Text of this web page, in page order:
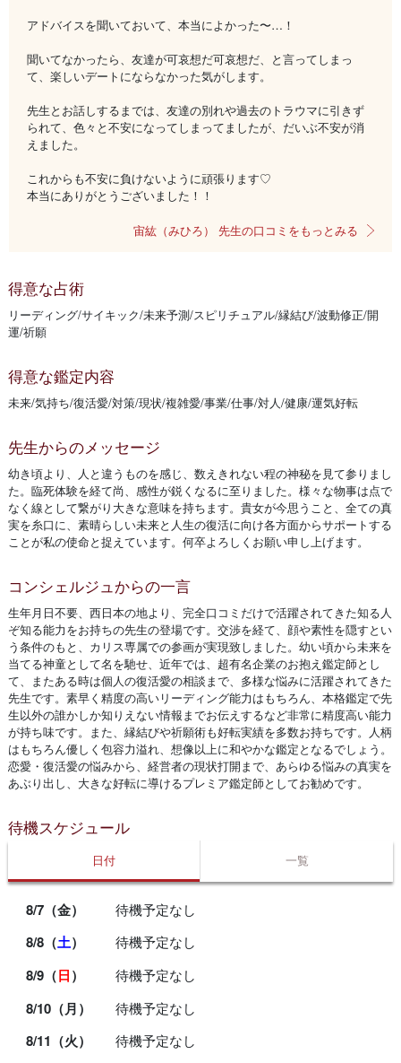
アドバイスを聞いておいて、本当によかった〜…！
聞いてなかったら、友達が可哀想だ可哀想だ、と言ってしまっ
て、楽しいデートにならなかった気がします。
先生とお話しするまでは、友達の別れや過去のトラウマに引きず
られて、色々と不安になってしまってましたが、だいぶ不安が消
えました。
これからも不安に負けないように頑張ります♡
本当にありがとうございました！！
宙紘（みひろ） 先生の口コミをもっとみる
得意な占術
リーディング/サイキック/未来予測/スピリチュアル/縁結び/波動修正/開
運/祈願
得意な鑑定内容
未来/気持ち/復活愛/対策/現状/複雑愛/事業/仕事/対人/健康/運気好転
先生からのメッセージ
幼き頃より、人と違うものを感じ、数えきれない程の神秘を見て参りまし
た。臨死体験を経て尚、感性が鋭くなるに至りました。様々な物事は点で
なく線として繋がり大きな意味を持ちます。貴女が今思うこと、全ての真
実を糸口に、素晴らしい未来と人生の復活に向け各方面からサポートする
ことが私の使命と捉えています。何卒よろしくお願い申し上げます。
コンシェルジュからの一言
生年月日不要、西日本の地より、完全口コミだけで活躍されてきた知る人
ぞ知る能力をお持ちの先生の登場です。交渉を経て、顔や素性を隠すとい
う条件のもと、カリス専属での参画が実現致しました。幼い頃から未来を
当てる神童として名を馳せ、近年では、超有名企業のお抱え鑑定師とし
て、またある時は個人の復活愛の相談まで、多様な悩みに活躍されてきた
先生です。素早く精度の高いリーディング能力はもちろん、本格鑑定で先
生以外の誰かしか知りえない情報までお伝えするなど非常に精度高い能力
が持ち味です。また、縁結びや祈願術も好転実績を多数お持ちです。人柄
はもちろん優しく包容力溢れ、想像以上に和やかな鑑定となるでしょう。
恋愛・復活愛の悩みから、経営者の現状打開まで、あらゆる悩みの真実を
あぶり出し、大きな好転に導けるプレミア鑑定師としてお勧めです。
待機スケジュール
日付 一覧
8/7（金） 待機予定なし
8/8（土） 待機予定なし
8/9（日） 待機予定なし
8/10（月） 待機予定なし
8/11（火） 待機予定なし